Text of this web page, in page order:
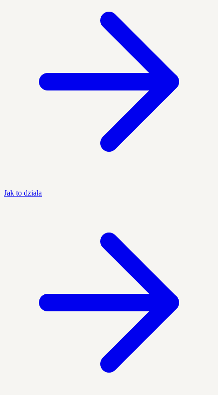
Jak to działa